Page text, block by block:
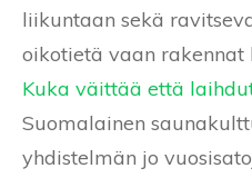
liikuntaan sekä
oikotietä vaan rakennat
Kuka väittää että
Suomalainen
yhdistelmän jo